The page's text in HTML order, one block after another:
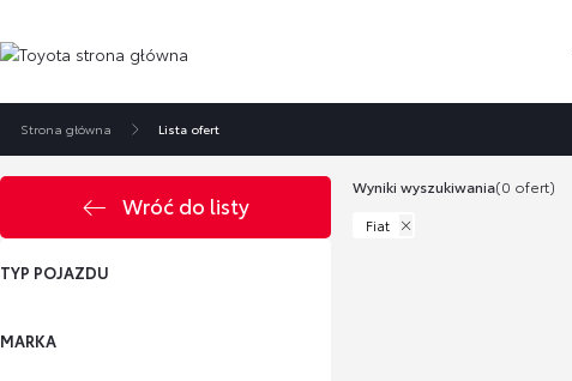
Strona główna Lista ofert
Wróć do listy
TYP POJAZDU
MARKA
Wyniki wyszukiwania(0 ofert)
Fiat